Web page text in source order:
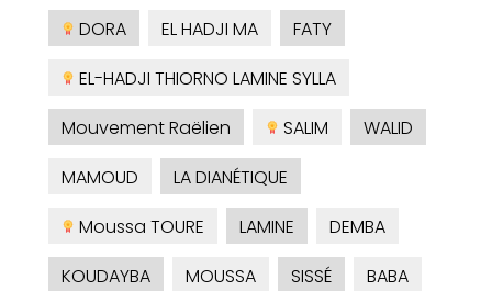
DORA
EL HADJI MA
FATY
EL-HADJI THIORNO LAMINE SYLLA
Mouvement Raëlien
SALIM
WALID
MAMOUD
LA DIANÉTIQUE
Moussa TOURE
LAMINE
DEMBA
KOUDAYBA
MOUSSA SISSÉ
BABA